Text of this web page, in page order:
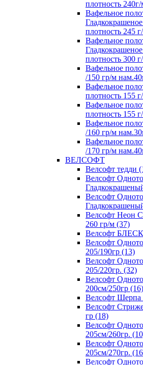
плотность
Вафельное
плотность 245
Вафельное
плотность 300
Вафельное
/150 гр/м
Вафельное
плотность 155
Вафельное
плотность 155
Вафельное
/160 гр/м
Вафельное
/170 гр/м
ВЕЛСОФТ
Велсофт тедди
Велсофт
Велсофт
Велсофт
260 гр/м (37)
Велсофт БЛЕСК
Велсофт
205/190гр (13)
Велсофт
205/220гр. (32)
Велсофт
200см/250гр (16)
Велсофт Шерпа
Велсофт
гр (18)
Велсофт
205см/260гр.
Велсофт
205см/270гр.
Велсофт